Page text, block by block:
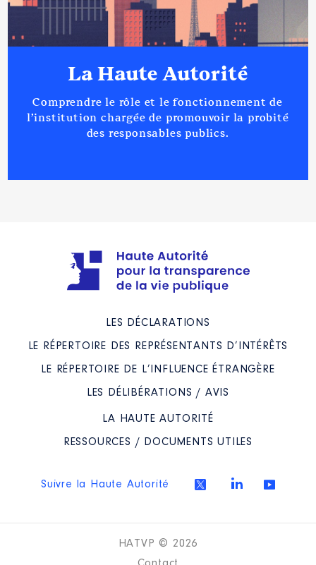
La Haute Autorité
Comprendre le rôle et le fonctionnement de
l’institution chargée de promouvoir la probité
des responsables publics.
LES DÉCLARATIONS
LE RÉPERTOIRE DES REPRÉSENTANTS D’INTÉRÊTS
LE RÉPERTOIRE DE L’INFLUENCE ÉTRANGÈRE
LES DÉLIBÉRATIONS / AVIS
LA HAUTE AUTORITÉ
RESSOURCES / DOCUMENTS UTILES
Suivre la Haute Autorité
HATVP © 2026